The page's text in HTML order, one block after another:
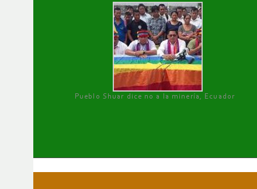
Pueblo Shuar dice no a la minería, Ecuador